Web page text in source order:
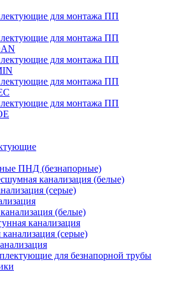
для монтажа ПП
для монтажа ПП
для монтажа ПП
для монтажа ПП
для монтажа ПП
ПНД (безнапорные)
канализация (белые)
(серые)
(белые)
канализация
(серые)
для безнапорной трубы